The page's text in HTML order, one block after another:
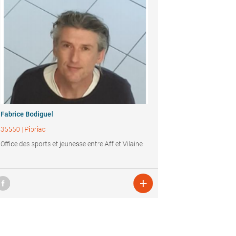
Fabrice Bodiguel
35550 | Pipriac
Office des sports et jeunesse entre Aff et Vilaine
